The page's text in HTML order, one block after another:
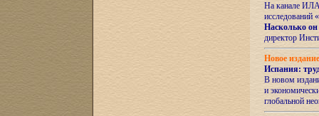
На канале ИЛА
исследований «
Насколько он
директор
Новое
Испания:
В новом
и
глобальной